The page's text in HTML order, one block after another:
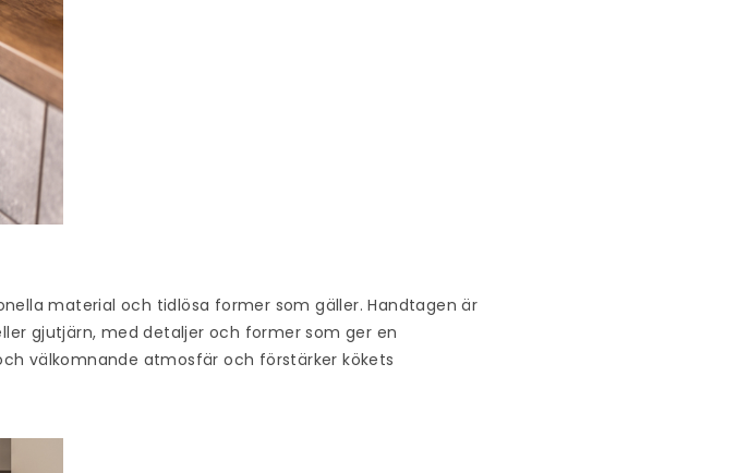
material och tidlösa former som gäller. Handtagen är
gjutjärn, med detaljer och former som ger en
välkomnande atmosfär och förstärker kökets